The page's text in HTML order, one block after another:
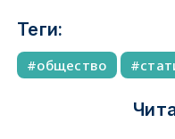
Теги:
общество